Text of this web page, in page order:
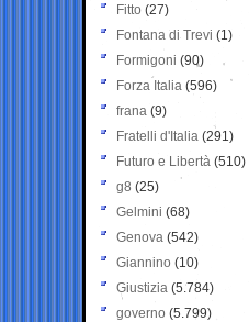
Fitto (27)
Fontana di Trevi (1)
Formigoni (90)
Forza Italia (596)
frana (9)
Fratelli d'Italia (291)
Futuro e Libertà (510)
g8 (25)
Gelmini (68)
Genova (542)
Giannino (10)
Giustizia (5.784)
governo (5.799)